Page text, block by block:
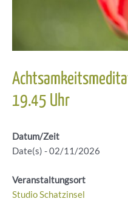
19.45 Uhr
Datum/Zeit
Date(s) - 02/11/2026
Veranstaltungsort
Studio Schatzinsel